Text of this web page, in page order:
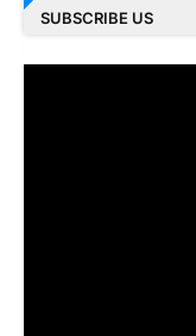
SUBSCRIBE US